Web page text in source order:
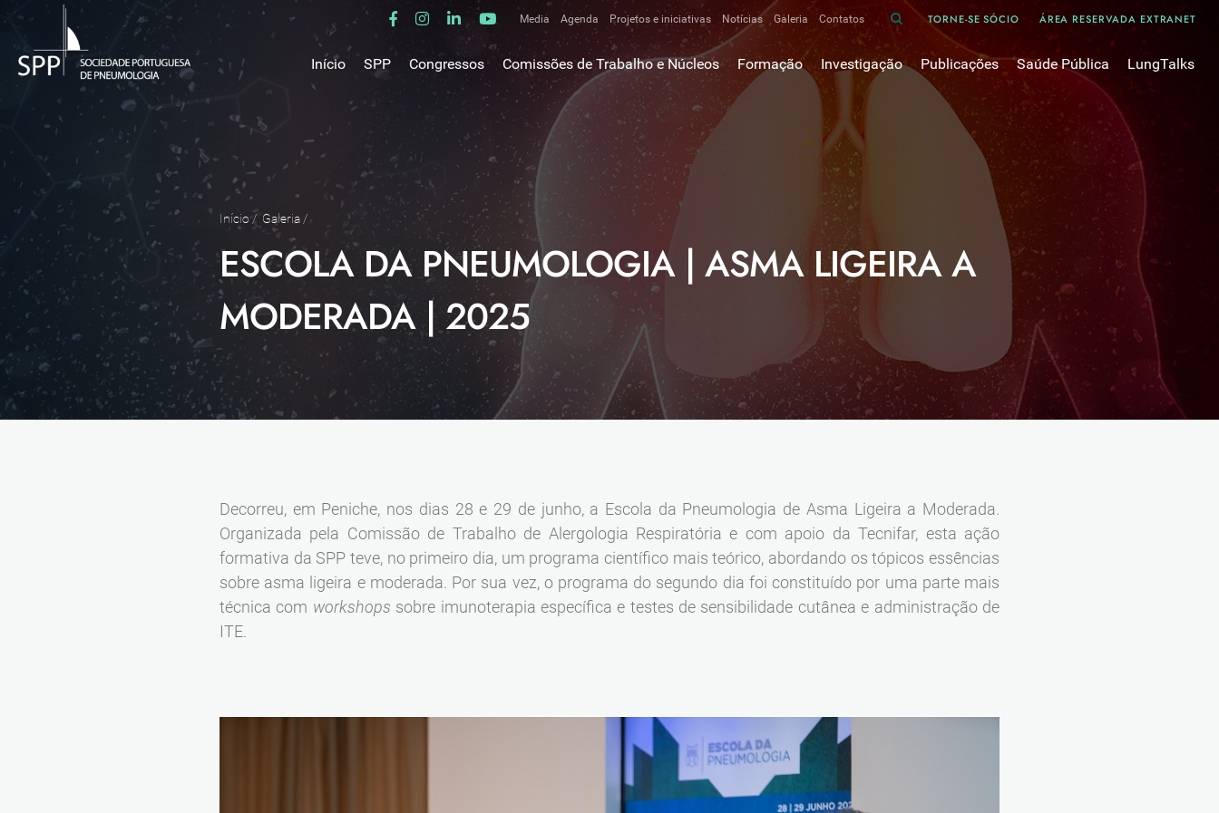
Media
Comunicados de imprensa
Clipping
Agenda Projetos e iniciativas Notícias Galeria Contatos TORNE-SE SÓCIO ÁREA RESERVADA EXTRANET
Início SPP
Mensagem do Presidente
Estrutura
Núcleo Museológico
Parceiros
Como tornar-se sócio
Medalhas de ouro SPP
Congressos Comissões de Trabalho e Núcleos
Comissões de trabalho
Alergologia Respiratória
Bronquiectasias
Cirurgia Torácica
Doente Crítico Respiratório
Doenças do Interstício Pulmonar
Doenças Ocupacionais e do Ambiente
Doenças Vasculares Pulmonares
Fisiopatologia Respiratória e DPOC
Infecciologia Respiratória
Patologia Respiratória do Sono
Pneumologia Oncológica
Reabilitação Respiratória
Ventilação Domiciliária
Núcleos e Grupo de Estudos
Núcleo de Cardiopneumologistas
Núcleo de Enfermeiros
Núcleo de Fisioterapeutas Respiratórios
Formação
Escola da Ciência
Hot Topics em Pneumologia
Fórum das Comissões de Trabalho
Investigação
Bases de dados
Prémios e Bolsas
Projectos de Investigação
Publicações
Divulgação
Oxigénio
Revistas Científicas
Pulmonology
Pesquisa Bibliográfica
Revistas Médicas
Revisões, Recomendações e Tomadas de Posição
50 anos Sociedade Portuguesa de Pneumologia
Livros Publicados
Saúde Pública
Cancro do pulmão
Cuidados Respiratórios Domiciliários
Dispositivos Inalatórios
DPOC
Tuberculose
LungTalks
Início / Galeria /
ESCOLA DA PNEUMOLOGIA | ASMA LIGEIRA A
MODERADA | 2025
Decorreu, em Peniche, nos dias 28 e 29 de junho, a Escola da Pneumologia de Asma Ligeira a Moderada.
Organizada pela Comissão de Trabalho de Alergologia Respiratória e com apoio da Tecnifar, esta ação
formativa da SPP teve, no primeiro dia, um programa científico mais teórico, abordando os tópicos essências
sobre asma ligeira e moderada. Por sua vez, o programa do segundo dia foi constituído por uma parte mais
técnica com workshops sobre imunoterapia específica e testes de sensibilidade cutânea e administração de
ITE.